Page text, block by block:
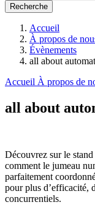
Recherche
Accueil
À propos de
Évènements
all about
Accueil À propos de
all about
Découvrez sur le
comment le jumeau
parfaitement
pour plus d’efficacité,
concurrentiels.